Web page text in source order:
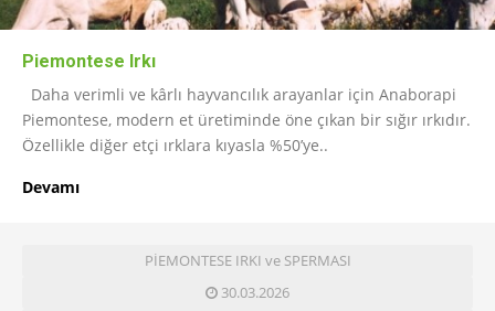
Piemontese Irkı
Daha verimli ve kârlı hayvancılık arayanlar için Anaborapi
Piemontese, modern et üretiminde öne çıkan bir sığır ırkıdır.
Özellikle diğer etçi ırklara kıyasla %50’ye..
Devamı
PİEMONTESE IRKI ve SPERMASI
30.03.2026